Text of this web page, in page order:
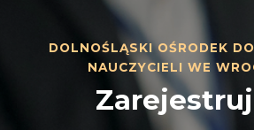
DOLNOŚLĄSKI OŚRODEK
NAUCZYCIELI WE